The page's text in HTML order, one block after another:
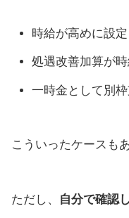
時給が高めに設
処遇改善加算が
一時金として別
こういったケースも
ただし、 自分で確認